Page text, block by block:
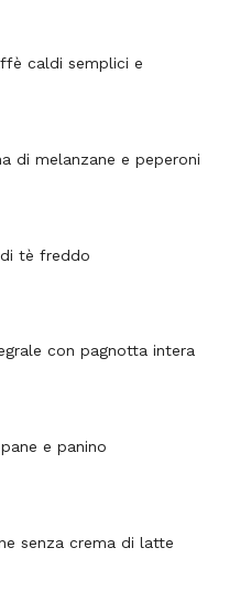
caldi semplici e
di melanzane e peperoni
tè freddo
con pagnotta intera
e panino
senza crema di latte